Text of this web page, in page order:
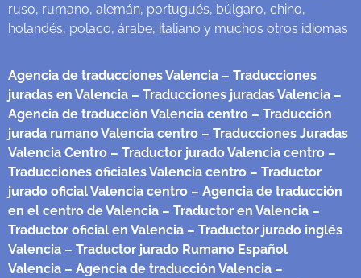
ruso, rumano, alemán, portugués, búlgaro, chino,
holandés, polaco, árabe, italiano y muchos otros idiomas
Agencia de traducciones Valencia – Traducciones
juradas en Valencia – Traducciones juradas Valencia –
Agencia de traducción Valencia centro – Traducción
jurada rumano Valencia centro – Traducciones Juradas
Valencia Centro – Traductor jurado Valencia centro –
Traducciones oficiales Valencia centro – Traductor
jurado oficial Valencia centro – Agencia de traducción
en el centro de Valencia – Traductor en Valencia –
Traductor oficial en Valencia – Traductor jurado inglés
Valencia – Traductor jurado Rumano Español
Valencia – Agencia de traducción Valencia –